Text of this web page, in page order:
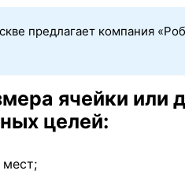
предлагает компания
ячейки или
целей: